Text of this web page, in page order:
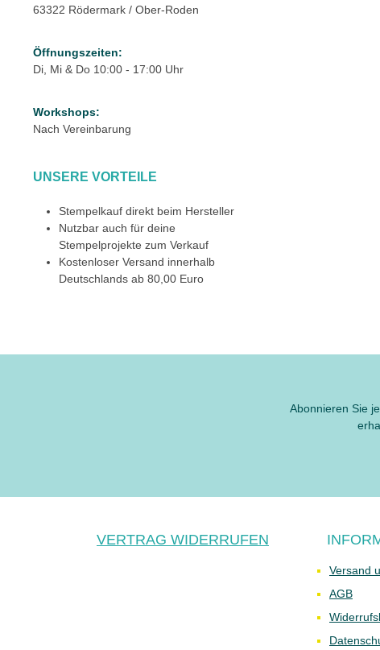
63322 Rödermark / Ober-Roden
Öffnungszeiten:
Di, Mi & Do 10:00 - 17:00 Uhr
Workshops:
Nach Vereinbarung
UNSERE VORTEILE
Stempelkauf direkt beim Hersteller
Nutzbar auch für deine
Stempelprojekte zum Verkauf
Kostenloser Versand innerhalb
Deutschlands ab 80,00 Euro
Abonnieren Sie
VERTRAG WIDERRUFEN
Versand
AGB